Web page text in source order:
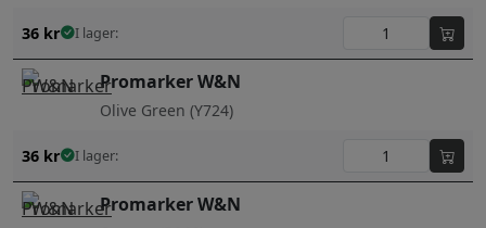
36 kr I lager:
Promarker W&N
Olive Green (Y724)
36 kr I lager:
Promarker W&N